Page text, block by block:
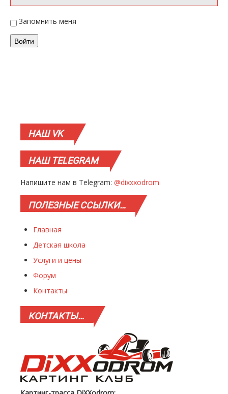
Запомнить меня
Войти
НАШVK
НАШTELEGRAM
Напишите нам в Telegram: @dixxxodrom
ПОЛЕЗНЫЕССЫЛКИ…
Главная
Детская школа
Услуги и цены
Форум
Контакты
КОНТАКТЫ…